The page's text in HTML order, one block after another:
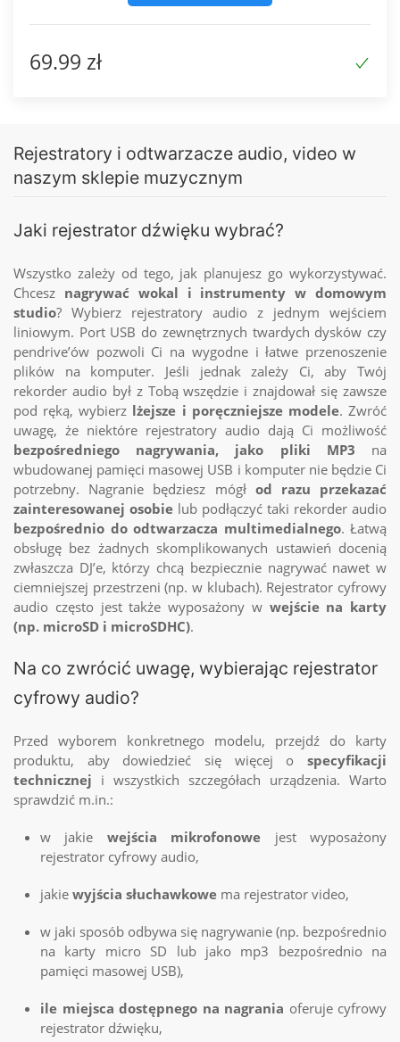
69.99 zł
Rejestratory i odtwarzacze audio, video w
naszym sklepie muzycznym
Jaki rejestrator dźwięku wybrać?
Wszystko zależy od tego, jak planujesz go wykorzystywać.
Chcesz nagrywać wokal i instrumenty w domowym
studio? Wybierz rejestratory audio z jednym wejściem
liniowym. Port USB do zewnętrznych twardych dysków czy
pendrive’ów pozwoli Ci na wygodne i łatwe przenoszenie
plików na komputer. Jeśli jednak zależy Ci, aby Twój
rekorder audio był z Tobą wszędzie i znajdował się zawsze
pod ręką, wybierz lżejsze i poręczniejsze modele. Zwróć
uwagę, że niektóre rejestratory audio dają Ci możliwość
bezpośredniego nagrywania, jako pliki MP3 na
wbudowanej pamięci masowej USB i komputer nie będzie Ci
potrzebny. Nagranie będziesz mógł od razu przekazać
zainteresowanej osobie lub podłączyć taki rekorder audio
bezpośrednio do odtwarzacza multimedialnego. Łatwą
obsługę bez żadnych skomplikowanych ustawień docenią
zwłaszcza DJ’e, którzy chcą bezpiecznie nagrywać nawet w
ciemniejszej przestrzeni (np. w klubach). Rejestrator cyfrowy
audio często jest także wyposażony wwejście na karty
(np. microSD i microSDHC).
Na co zwrócić uwagę, wybierając rejestrator
cyfrowy audio?
Przed wyborem konkretnego modelu, przejdź do karty
produktu, aby dowiedzieć się więcej o specyfikacji
technicznej i wszystkich szczegółach urządzenia. Warto
sprawdzić m.in.:
w jakie wejścia mikrofonowe jest wyposażony
rejestrator cyfrowy audio,
jakie wyjścia słuchawkowe ma rejestrator video,
w jaki sposób odbywa się nagrywanie (np. bezpośrednio
na karty micro SD lub jako mp3 bezpośrednio na
pamięci masowej USB),
ile miejsca dostępnego na nagrania oferuje cyfrowy
rejestrator dźwięku,